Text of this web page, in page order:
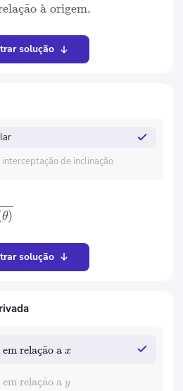
c
¸a
˜o a
ˋ origem.
solução
de inclinação
θ)
solução
relac
¸a
˜o a x
relac
¸a
˜o a y